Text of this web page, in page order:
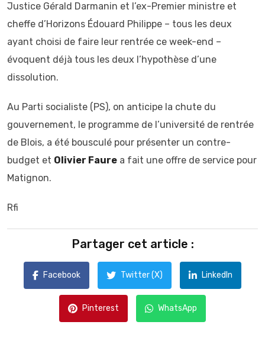
Justice Gérald Darmanin et l’ex-Premier ministre et
cheffe d’Horizons Édouard Philippe – tous les deux
ayant choisi de faire leur rentrée ce week-end –
évoquent déjà tous les deux l’hypothèse d’une
dissolution.
Au Parti socialiste (PS), on anticipe la chute du
gouvernement, le programme de l’université de rentrée
de Blois, a été bousculé pour présenter un contre-
budget et Olivier Faure a fait une offre de service pour
Matignon.
Rfi
Partager cet article :
Facebook Twitter (X) LinkedIn
Pinterest WhatsApp